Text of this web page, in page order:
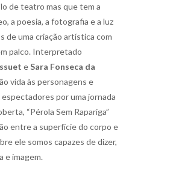
de teatro mas que tem a
a poesia, a fotografia e a luz
de uma criação artística com
palco. Interpretado
eSara Fonseca da
vida às personagens e
por uma jornada
“Pérola Sem Rapariga”
entre a superfície do corpo e
ele somos capazes de dizer,
e imagem.